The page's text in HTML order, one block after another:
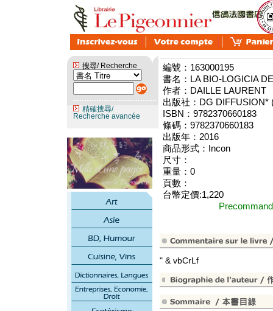
搜尋/ Recherche
精確搜尋/
Recherche avancée
編號：163000195
書名：LA BIO-LOGICIA
作者：DAILLE LAURENT
出版社：DG DIFFUSION*
ISBN：9782370660183
條碼：9782370660183
出版年：2016
商品形式：Incon
尺寸：
重量：0
頁數：
台幣定價:1,220
" & vbCrLf